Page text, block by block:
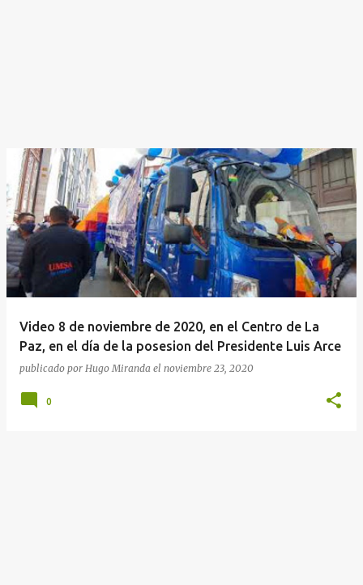
Video 8 de noviembre de 2020, en el Centro de La
Paz, en el día de la posesion del Presidente Luis Arce
publicado por Hugo Miranda el noviembre 23, 2020
0